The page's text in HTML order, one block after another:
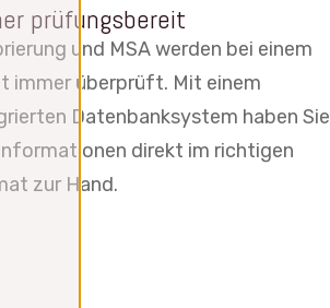
prüfungsbereit
und MSA werden bei einem
immer überprüft. Mit einem
Datenbanksystem haben Sie
direkt im richtigen
zur Hand.